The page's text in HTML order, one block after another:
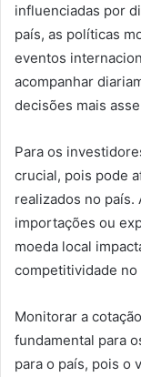
influenciadas por
país, as políticas
eventos
acompanhar
decisões mais
Para os
crucial, pois pode
realizados no país.
importações ou
moeda local
competitividade
Monitorar a
fundamental para
para o país, pois o